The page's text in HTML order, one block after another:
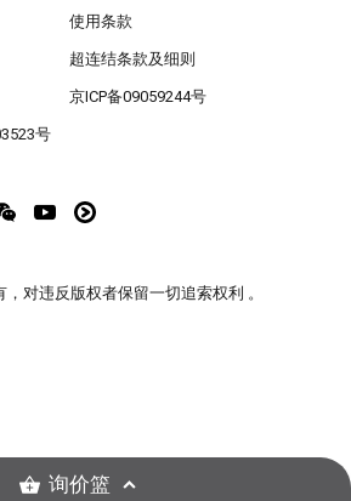
使用条款
超连结条款及细则
京ICP备09059244号
号
对违反版权者保留一切追索权利 。
询价篮